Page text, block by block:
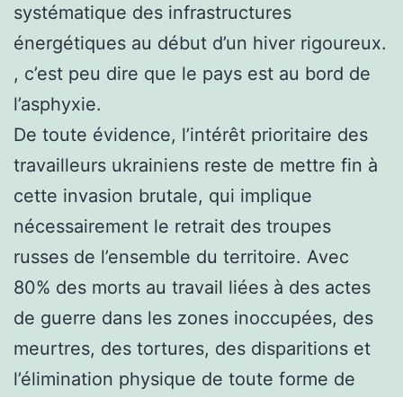
systématique des infrastructures
énergétiques au début d’un hiver rigoureux.
, c’est peu dire que le pays est au bord de
l’asphyxie.
De toute évidence, l’intérêt prioritaire des
travailleurs ukrainiens reste de mettre fin à
cette invasion brutale, qui implique
nécessairement le retrait des troupes
russes de l’ensemble du territoire. Avec
80% des morts au travail liées à des actes
de guerre dans les zones inoccupées, des
meurtres, des tortures, des disparitions et
l’élimination physique de toute forme de